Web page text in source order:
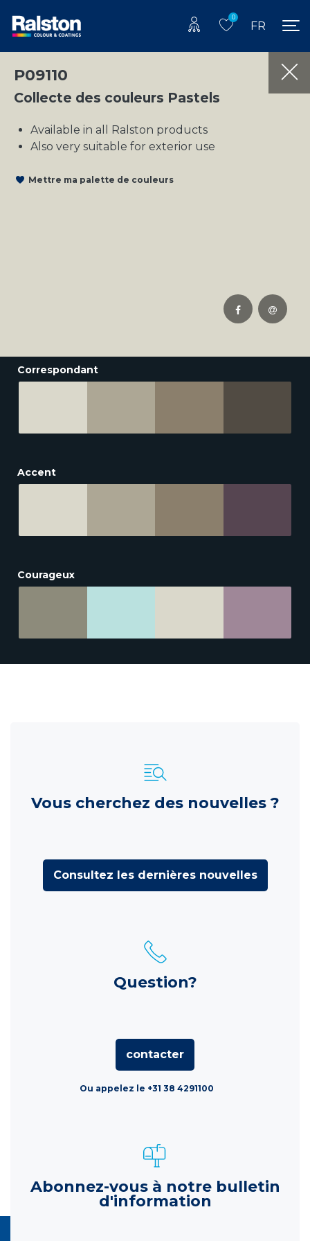
0
FR
P09110
Collecte des couleurs Pastels
Available in all Ralston products
Also very suitable for exterior use
Mettre ma palette de couleurs
Correspondant
Accent
Courageux
Vous cherchez des nouvelles ?
Consultez les dernières nouvelles
Question?
contacter
Ou appelez le +31 38 4291100
Abonnez-vous à notre bulletin
d'information